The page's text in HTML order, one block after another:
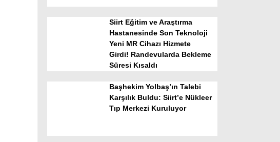
WhatsApp İhbar Hattı
Siirt Eğitim ve Araştırma
Hastanesinde Son Teknoloji
Yeni MR Cihazı Hizmete
Girdi! Randevularda Bekleme
Süresi Kısaldı
Başhekim Yolbaş’ın Talebi
Karşılık Buldu: Siirt’e Nükleer
Tıp Merkezi Kuruluyor